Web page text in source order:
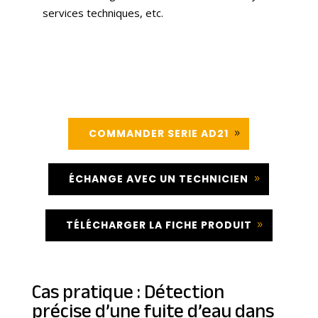
services techniques, etc.
COMMANDER SERIE AD21
ÉCHANGE AVEC UN TECHNICIEN
TÉLÉCHARGER LA FICHE PRODUIT
Cas pratique : Détection